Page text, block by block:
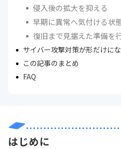
侵入後の拡大を抑える
早期に異常へ気付ける状
復旧まで見据えた準備を
サイバー攻撃対策が形だけに
この記事のまとめ
FAQ
はじめに